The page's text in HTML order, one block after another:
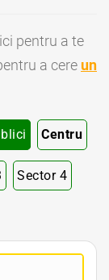
pentru a te
a cere un
Centru
Sector 4
Publici Sector 6 Bucuresti